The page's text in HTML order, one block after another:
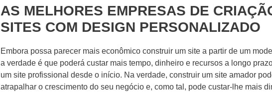
AS MELHORES EMPRESAS DE
SITES COM DESIGN PERSONALIZADO
Embora possa parecer mais econômico construir um site a partir de um
a verdade é que poderá custar mais tempo, dinheiro e recursos a longo
um site profissional desde o início. Na verdade, construir um site amador
atrapalhar o crescimento do seu negócio e, como tal, pode custar-lhe mais